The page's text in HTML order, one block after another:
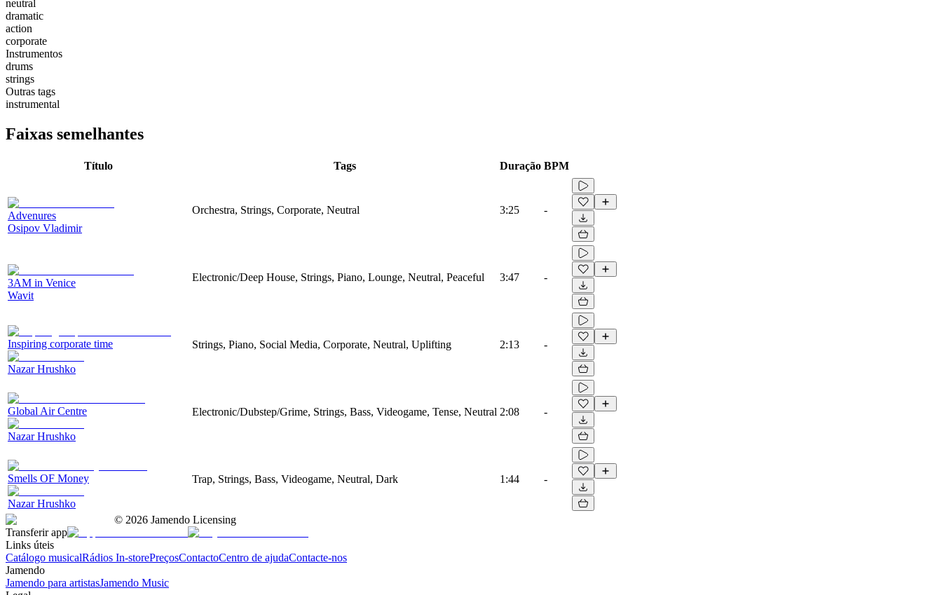
neutral
dramatic
action
corporate
Instrumentos
drums
strings
Outras tags
instrumental
Faixas semelhantes
Título Tags Duração BPM
Advenures
Osipov Vladimir
Orchestra, Strings, Corporate, Neutral 3:25 -
3AM in Venice
Wavit
Electronic/Deep House, Strings, Piano, Lounge, Neutral, Peaceful 3:47 -
Inspiring corporate time
Nazar Hrushko
Strings, Piano, Social Media, Corporate, Neutral, Uplifting 2:13 -
Global Air Centre
Nazar Hrushko
Electronic/Dubstep/Grime, Strings, Bass, Videogame, Tense, Neutral 2:08 -
Smells OF Money
Nazar Hrushko
Trap, Strings, Bass, Videogame, Neutral, Dark 1:44 -
© 2026 Jamendo Licensing
Transferir app
Links úteis
Catálogo musicalRádios In-storePreçosContactoCentro de ajudaContacte-nos
Jamendo
Jamendo para artistasJamendo Music